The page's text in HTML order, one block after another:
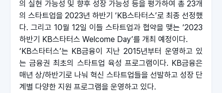
의 실현 가능성 및 향후 성장 가능성 등을 평가하여 총 23개
의 스타트업을 2023년 하반기 ‘KB스타터스’로 최종 선정했
다. 그리고 10월 12일 이들 스타트업과 협약을 맺는 ‘2023
하반기 KB스타터스 Welcome Day’를 개최 예정이다.
‘KB스타터스’는 KB금융이 지난 2015년부터 운영하고 있
는 금융권 최초의 스타트업 육성 프로그램이다. KB금융은
매년 상/하반기로 나눠 혁신 스타트업들을 선발하고 성장 단
계별 다양한 지원 프로그램을 운영하고 있다.